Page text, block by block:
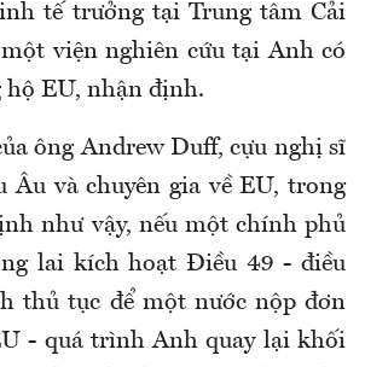
tế trưởng tại Trung tâm Cải
viện nghiên cứu tại Anh có
hộ EU, nhận định.
ông Andrew Duff, cựu nghị sĩ
Âu và chuyên gia về EU, trong
như vậy, nếu một chính phủ
lai kích hoạt Điều 49 - điều
thủ tục để một nước nộp đơn
- quá trình Anh quay lại khối